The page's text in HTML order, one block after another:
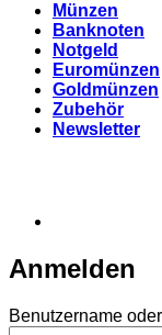
Münzen
Banknoten
Notgeld
Euromünzen
Goldmünzen
Zubehör
Newsletter
Anmelden
Benutzername